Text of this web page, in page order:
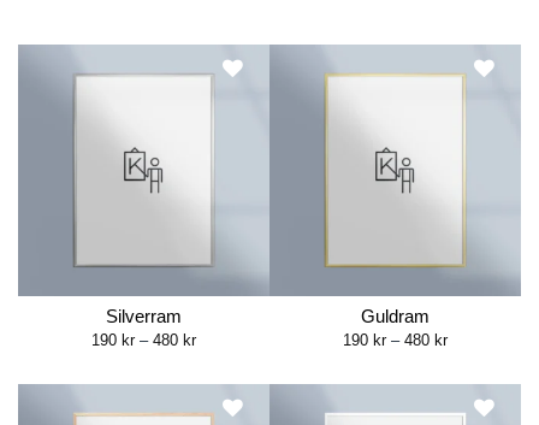
Silverram
190 kr – 480 krPrice
through
480 kr
Guldram
190 kr – 480 krPrice
through
480 kr